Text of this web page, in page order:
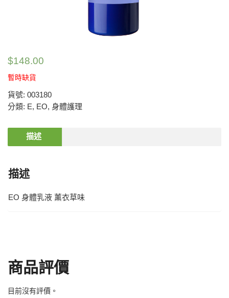
$148.00
暫時缺貨
貨號: 003180
分類: E, EO, 身體護理
描述
描述
EO 身體乳液 薰衣草味
商品評價
目前沒有評價。